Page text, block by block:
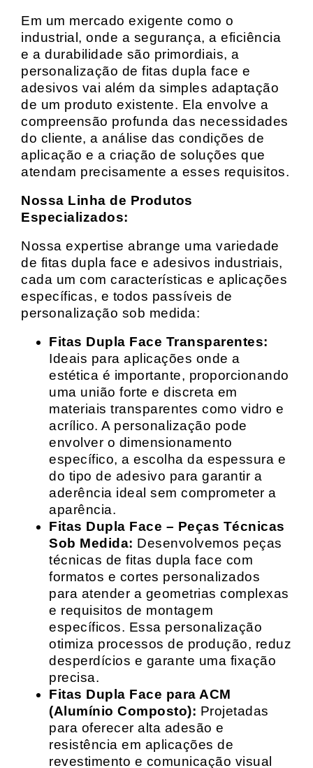
Em um mercado exigente como o
industrial, onde a segurança, a eficiência
e a durabilidade são primordiais, a
personalização de fitas dupla face e
adesivos vai além da simples adaptação
de um produto existente. Ela envolve a
compreensão profunda das necessidades
do cliente, a análise das condições de
aplicação e a criação de soluções que
atendam precisamente a esses requisitos.
Nossa Linha de Produtos
Especializados:
Nossa expertise abrange uma variedade
de fitas dupla face e adesivos industriais,
cada um com características e aplicações
específicas, e todos passíveis de
personalização sob medida:
Fitas Dupla Face Transparentes:
Ideais para aplicações onde a
estética é importante, proporcionando
uma união forte e discreta em
materiais transparentes como vidro e
acrílico. A personalização pode
envolver o dimensionamento
específico, a escolha da espessura e
do tipo de adesivo para garantir a
aderência ideal sem comprometer a
aparência.
Fitas Dupla Face – Peças Técnicas
Sob Medida: Desenvolvemos peças
técnicas de fitas dupla face com
formatos e cortes personalizados
para atender a geometrias complexas
e requisitos de montagem
específicos. Essa personalização
otimiza processos de produção, reduz
desperdícios e garante uma fixação
precisa.
Fitas Dupla Face para ACM
(Alumínio Composto): Projetadas
para oferecer alta adesão e
resistência em aplicações de
revestimento e comunicação visual